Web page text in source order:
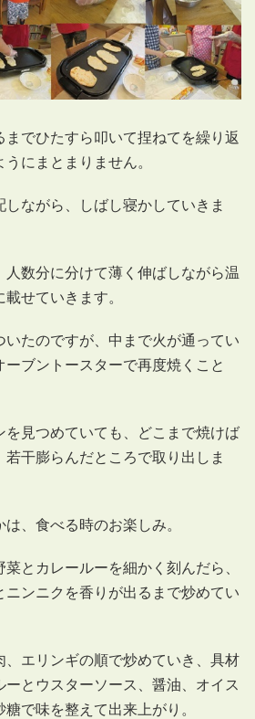
でひたすら叩いて捏ねてを繰り返
にまとまりません。
ながら、しばし寝かしていきま
人数分に分けて薄く伸ばしながら温
せていきます。
いたのですが、中まで火が通ってい
ーブントースターで再度焼くこと
を見つめていても、どこまで焼けば
干膨らんだところで取り出しま
、食べる時のお楽しみ。
とカレールーを細かく刻んだら、
ンニクを香りが出るまで炒めてい
、エリンギの順で炒めていき、具材
とウスターソース、醤油、オイス
で味を整えて出来上がり。